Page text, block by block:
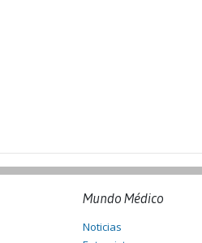
Mundo Médico
Noticias